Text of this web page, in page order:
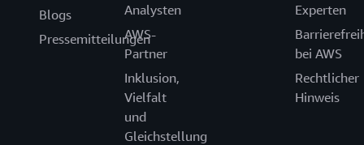
Blogs
Pressemitteilungen
Analysten
AWS-
Partner
Inklusion,
Vielfalt
und
Gleichstellung
Experten
bei AWS
Rechtlicher
Hinweis